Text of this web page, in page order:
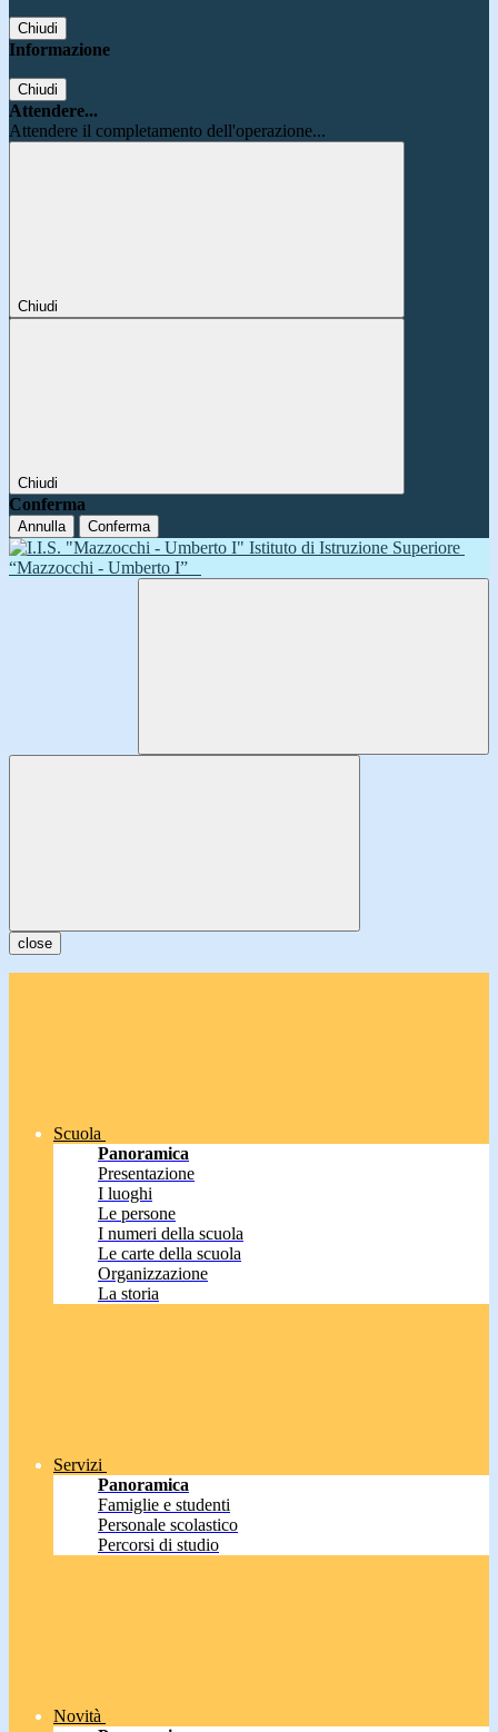
Chiudi
Informazione
Chiudi
Attendere...
Attendere il completamento dell'operazione...
Chiudi
Chiudi
Conferma
Annulla Conferma
Istituto di Istruzione Superiore
“Mazzocchi - Umberto I”
close
Scuola
Panoramica
Presentazione
I luoghi
Le persone
I numeri della scuola
Le carte della scuola
Organizzazione
La storia
Servizi
Panoramica
Famiglie e studenti
Personale scolastico
Percorsi di studio
Novità